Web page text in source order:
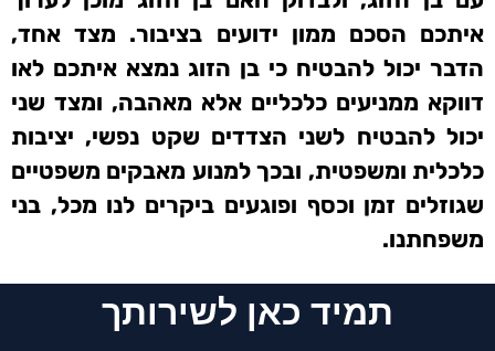
איתכם הסכם ממון ידועים בציבור. מצד אחד,
הדבר יכול להבטיח כי בן הזוג נמצא איתכם לאו
דווקא ממניעים כלכליים אלא מאהבה, ומצד שני
יכול להבטיח לשני הצדדים שקט נפשי, יציבות
כלכלית ומשפטית, ובכך למנוע מאבקים משפטיים
שגוזלים זמן וכסף ופוגעים ביקרים לנו מכל, בני
משפחתנו.
תמיד כאן לשירותך